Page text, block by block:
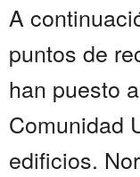
A
puntos de
han puesto
Comunidad
edificios.